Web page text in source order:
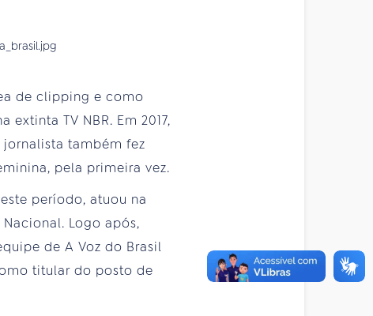
de clipping e como
TV NBR. Em 2017,
jornalista também fez
pela primeira vez.
período, atuou na
Logo após,
de A Voz do Brasil
titular do posto de